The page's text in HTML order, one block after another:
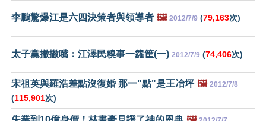
李鵬驚爆江是六四決策者與領導者 🖼️ 2012/7/9 (79,163次)
太子黨撇撇嘴：江澤民糗事一籮筐(一) 2012/7/9 (74,406次)
宋祖英與羅浩差點沒復婚 那一"點"是王冶坪 🖼️ 2012/7/8
(115,901次)